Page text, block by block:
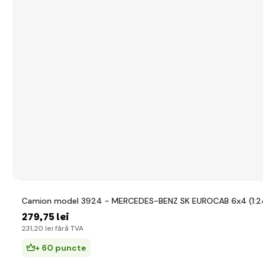
Camion model 3924 - MERCEDES-BENZ SK EUROCAB 6x4
279,75 lei
231,20 lei fără TVA
+ 60 puncte